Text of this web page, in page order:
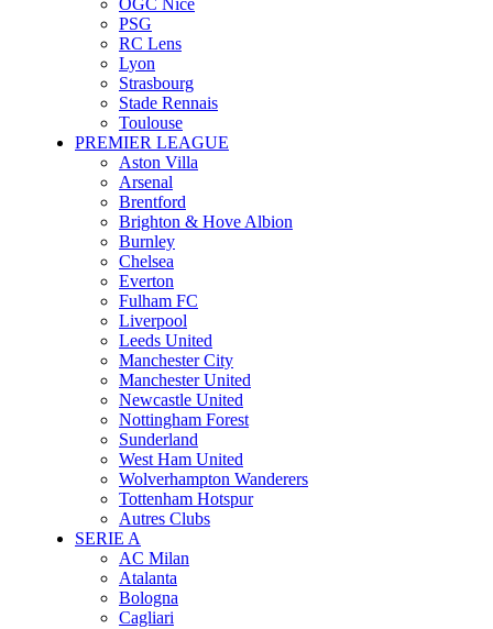
OGC Nice
PSG
RC Lens
Lyon
Strasbourg
Stade Rennais
Toulouse
PREMIER LEAGUE
Aston Villa
Arsenal
Brentford
Brighton & Hove Albion
Burnley
Chelsea
Everton
Fulham FC
Liverpool
Leeds United
Manchester City
Manchester United
Newcastle United
Nottingham Forest
Sunderland
West Ham United
Wolverhampton Wanderers
Tottenham Hotspur
Autres Clubs
SERIE A
AC Milan
Atalanta
Bologna
Cagliari